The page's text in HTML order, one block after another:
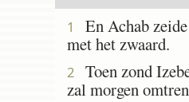
1 En Achab
met het zwaard.
2 Toen zond
zal morgen